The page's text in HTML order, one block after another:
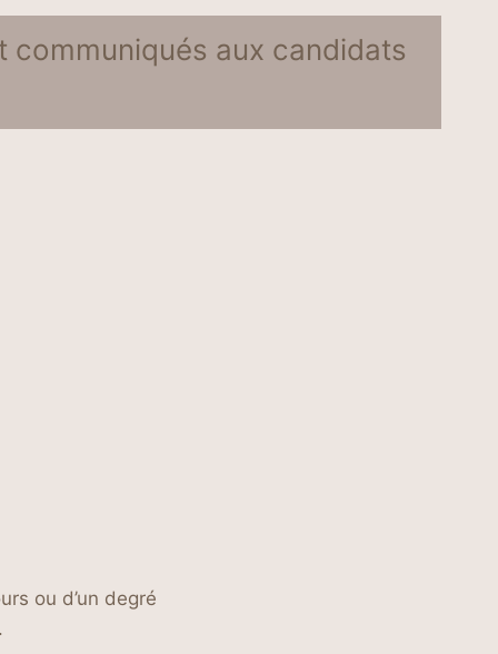
aux candidats
ou d’un degré